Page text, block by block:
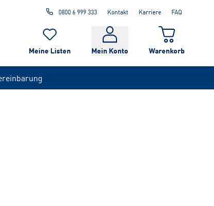
0800 6 999 333 Kontakt Karriere FAQ
Meine Listen Mein Konto Warenkorb